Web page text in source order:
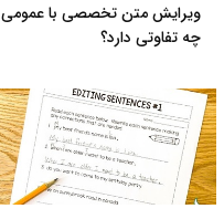
ویرایش متن تخصصی با عمومی
چه تفاوتی دارد؟